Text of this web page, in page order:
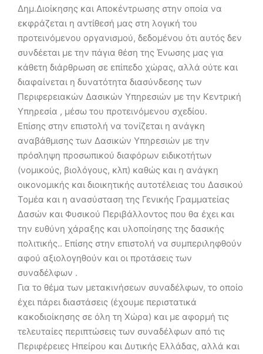
Δημ.Διοίκησης και Αποκέντρωσης στην οποία να
εκφράζεται η αντίθεσή μας στη λογική του
προτεινόμενου οργανισμού, δεδομένου ότι αυτός δεν
συνδέεται με την πάγια θέση της Ένωσης μας για
κάθετη διάρθρωση σε επίπεδο χώρας, αλλά ούτε και
διαφαίνεται η δυνατότητα διασύνδεσης των
Περιφερειακών Δασικών Υπηρεσιών με την Κεντρική
Υπηρεσία , μέσω του προτεινόμενου σχεδίου.
Επίσης στην επιστολή να τονίζεται η ανάγκη
αναβάθμισης των Δασικών Υπηρεσιών με την
πρόσληψη προσωπικού διαφόρων ειδικοτήτων
(νομικούς, βιολόγους, κλπ) καθώς και η ανάγκη
οικονομικής και διοικητικής αυτοτέλειας του Δασικού
Τομέα και η ανασύσταση της Γενικής Γραμματείας
Δασών και Φυσικού Περιβάλλοντος που θα έχει και
την ευθύνη χάραξης και υλοποίησης της δασικής
πολιτικής.. Επίσης στην επιστολή να συμπεριληφθούν
αφού αξιολογηθούν και οι προτάσεις των
συναδέλφων .
Για το θέμα των μετακινήσεων συναδέλφων, το οποίο
έχει πάρει διαστάσεις (έχουμε περιστατικά
κακοδιοίκησης σε όλη τη Χώρα) και με αφορμή τις
τελευταίες περιπτώσεις των συναδέλφων από τις
Περιφέρειες Ηπείρου και Δυτικής Ελλάδας, αλλά και